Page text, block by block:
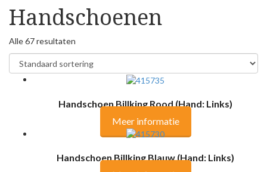
Handschoenen
Alle 67 resultaten
Handschoen Billking Rood (Hand: Links)
Meer informatie
Handschoen Billking Blauw (Hand: Links)